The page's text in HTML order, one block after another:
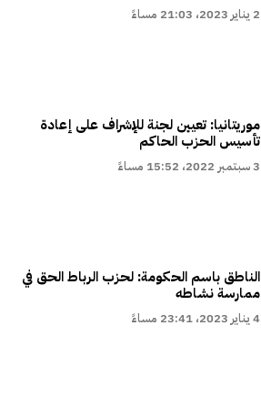
2 يناير 2023، 21:03 مساءً
موريتانيا: تعيين لجنة للإشراف على إعادة
تأسيس الحزب الحاكم
3 سبتمبر 2022، 15:52 مساءً
الناطق باسم الحكومة: لحزب الرباط الحق في
ممارسة نشاطه
4 يناير 2023، 23:41 مساءً